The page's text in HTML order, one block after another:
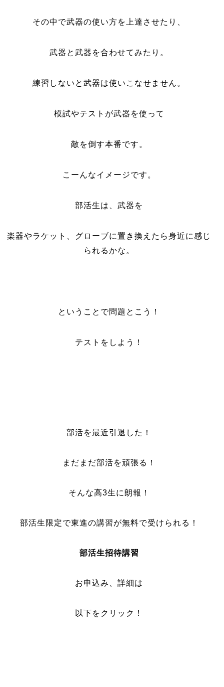
その中で武器の使い方を上達させたり、
武器と武器を合わせてみたり。
練習しないと武器は使いこなせません。
模試やテストが武器を使って
敵を倒す本番です。
こーんなイメージです。
部活生は、武器を
楽器やラケット、グローブに置き換えたら身近に感じ
られるかな。
ということで問題とこう！
テストをしよう！
部活を最近引退した！
まだまだ部活を頑張る！
そんな高3生に朗報！
部活生限定で東進の講習が無料で受けられる！
部活生招待講習
お申込み、詳細は
以下をクリック！